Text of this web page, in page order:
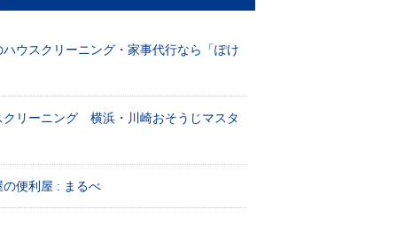
ハウスクリーニング・家事代行なら「ぽけ
クリーニング 横浜・川崎おそうじマスタ
の便利屋 : まるべ